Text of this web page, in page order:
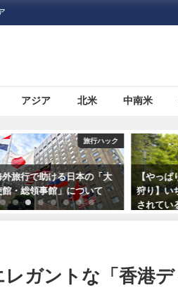
アジア 北米 中南米
旅行ハック
の「大
いて
旅行ハッ
【やっぱり暖かい日にいちご
狩り】いちご狩り情報が掲載
されているポータルサイト・
情報サイトまとめ5つ
ガントな「香港